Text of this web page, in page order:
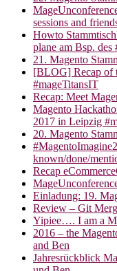
sessions and
Howto
plane am Bsp.
21. Magento
[BLOG] Recap of
#mageTitansIT
Recap: Meet
Magento
2017 in Leipzig
20. Magento
known/done/
Recap
Einladung: 19.
Review – Git
Yipiee…. I am a
2016 – the
and Ben
Jahresrückblick